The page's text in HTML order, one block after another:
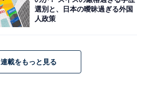
選別と、日本の曖昧過ぎる外国
人政策
連載をもっと見る